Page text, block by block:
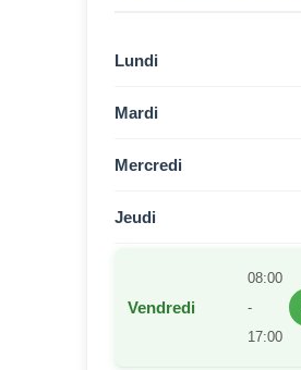
Lundi
Mardi
Mercredi
Jeudi
Vendredi
08:00
-
17:00